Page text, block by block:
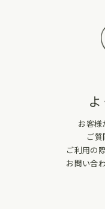
お客様
ご質
ご利用の
お問い合